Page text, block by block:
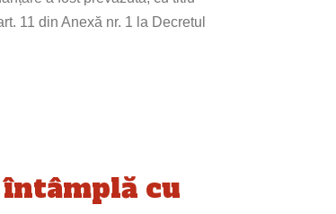
11 din Anexă nr. 1 la Decretul
cu